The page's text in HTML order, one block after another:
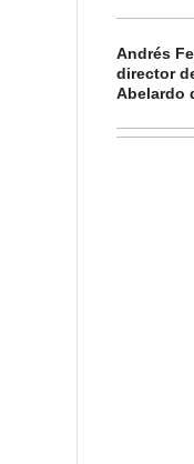
Andrés
director
Abelardo